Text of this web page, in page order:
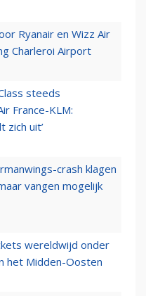
Ryanair en Wizz Air
Charleroi Airport
steeds
France-KLM:
zich uit’
crash klagen
vangen mogelijk
wereldwijd onder
het Midden-Oosten